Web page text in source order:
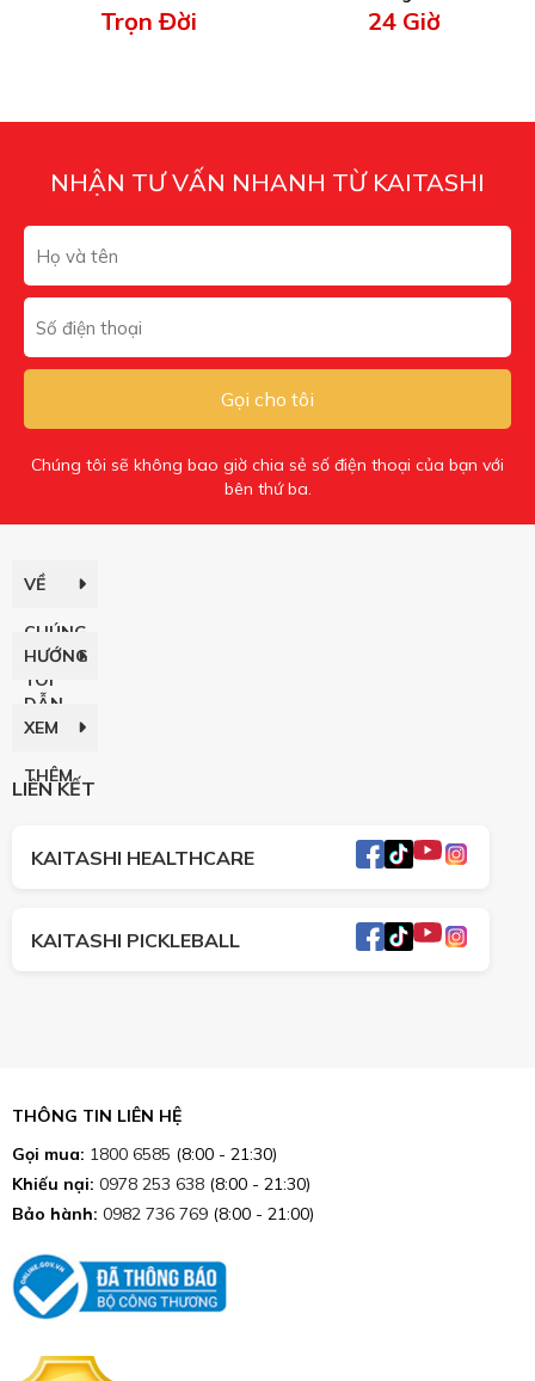
Trọn Đời 24 Giờ
NHẬN TƯ VẤN NHANH TỪ KAITASHI
Gọi cho tôi
Chúng tôi sẽ không bao giờ chia sẻ số điện thoại của bạn với
bên thứ ba.
VỀ
CHÚNG
TÔI
HƯỚNG
DẪN
XEM
THÊM
LIÊN KẾT
KAITASHI HEALTHCARE
KAITASHI PICKLEBALL
THÔNG TIN LIÊN HỆ
Gọi mua: 1800 6585 (8:00 - 21:30)
Khiếu nại: 0978 253 638 (8:00 - 21:30)
Bảo hành: 0982 736 769 (8:00 - 21:00)